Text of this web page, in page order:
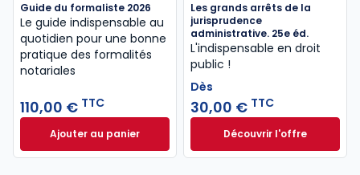
Guide du formaliste 2026
Le guide indispensable au
quotidien pour une bonne
pratique des formalités
notariales
110,00 € TTC
Ajouter au panierGuide du formaliste 2026 à 110,00 € TTC
Les grands arrêts de la
jurisprudence
administrative. 25e éd.
L'indispensable en droit
public !
Dès
30,00 € TTC
Découvrir l'offre
Les grands
Dès